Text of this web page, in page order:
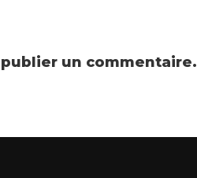
un commentaire.